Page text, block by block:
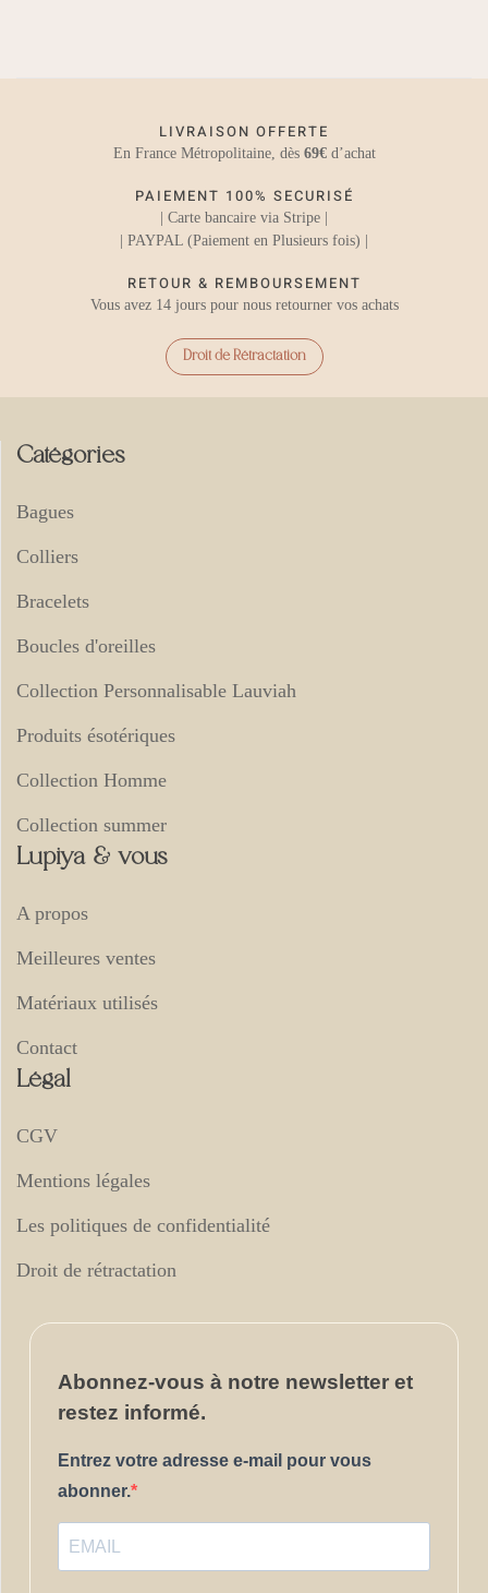
LIVRAISON OFFERTE
En France Métropolitaine, dès 69€d’achat
PAIEMENT 100% SECURISÉ
| Carte bancaire via Stripe |
| PAYPAL (Paiement en Plusieurs fois) |
RETOUR & REMBOURSEMENT
Vous avez 14 jours pour nous retourner vos achats
Droit de Rétractation
Catégories
Bagues
Colliers
Bracelets
Boucles d'oreilles
Collection Personnalisable Lauviah
Produits ésotériques
Collection Homme
Collection summer
Lupiya & vous
A propos
Meilleures ventes
Matériaux utilisés
Contact
Légal
CGV
Mentions légales
Les politiques de confidentialité
Droit de rétractation
Abonnez-vous à notre newsletter et
restez informé.
Entrez votre adresse e-mail pour vous
abonner.